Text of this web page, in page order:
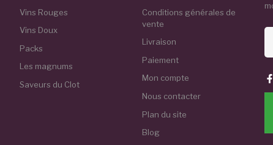
Vins Rouges
Vins Doux
Packs
Les magnums
Saveurs du Clot
Conditions générales de
vente
Livraison
Paiement
Mon compte
Nous contacter
Plan du site
Blog